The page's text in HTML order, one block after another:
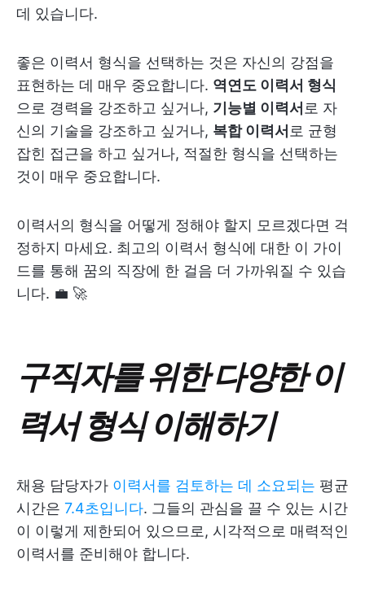
데 있습니다.
좋은 이력서 형식을 선택하는 것은 자신의 강점을
표현하는 데 매우 중요합니다. 역연도 이력서 형식
으로 경력을 강조하고 싶거나, 기능별 이력서 로 자
신의 기술을 강조하고 싶거나, 복합 이력서 로 균형
잡힌 접근을 하고 싶거나, 적절한 형식을 선택하는
것이 매우 중요합니다.
이력서의 형식을 어떻게 정해야 할지 모르겠다면 걱
정하지 마세요. 최고의 이력서 형식에 대한 이 가이
드를 통해 꿈의 직장에 한 걸음 더 가까워질 수 있습
니다. 💼 🚀
구직자를 위한 다양한 이
력서 형식 이해하기
채용 담당자가 이력서를 검토하는 데 소요되는 평균
시간은 7.4초입니다. 그들의 관심을 끌 수 있는 시간
이 이렇게 제한되어 있으므로, 시각적으로 매력적인
이력서를 준비해야 합니다.